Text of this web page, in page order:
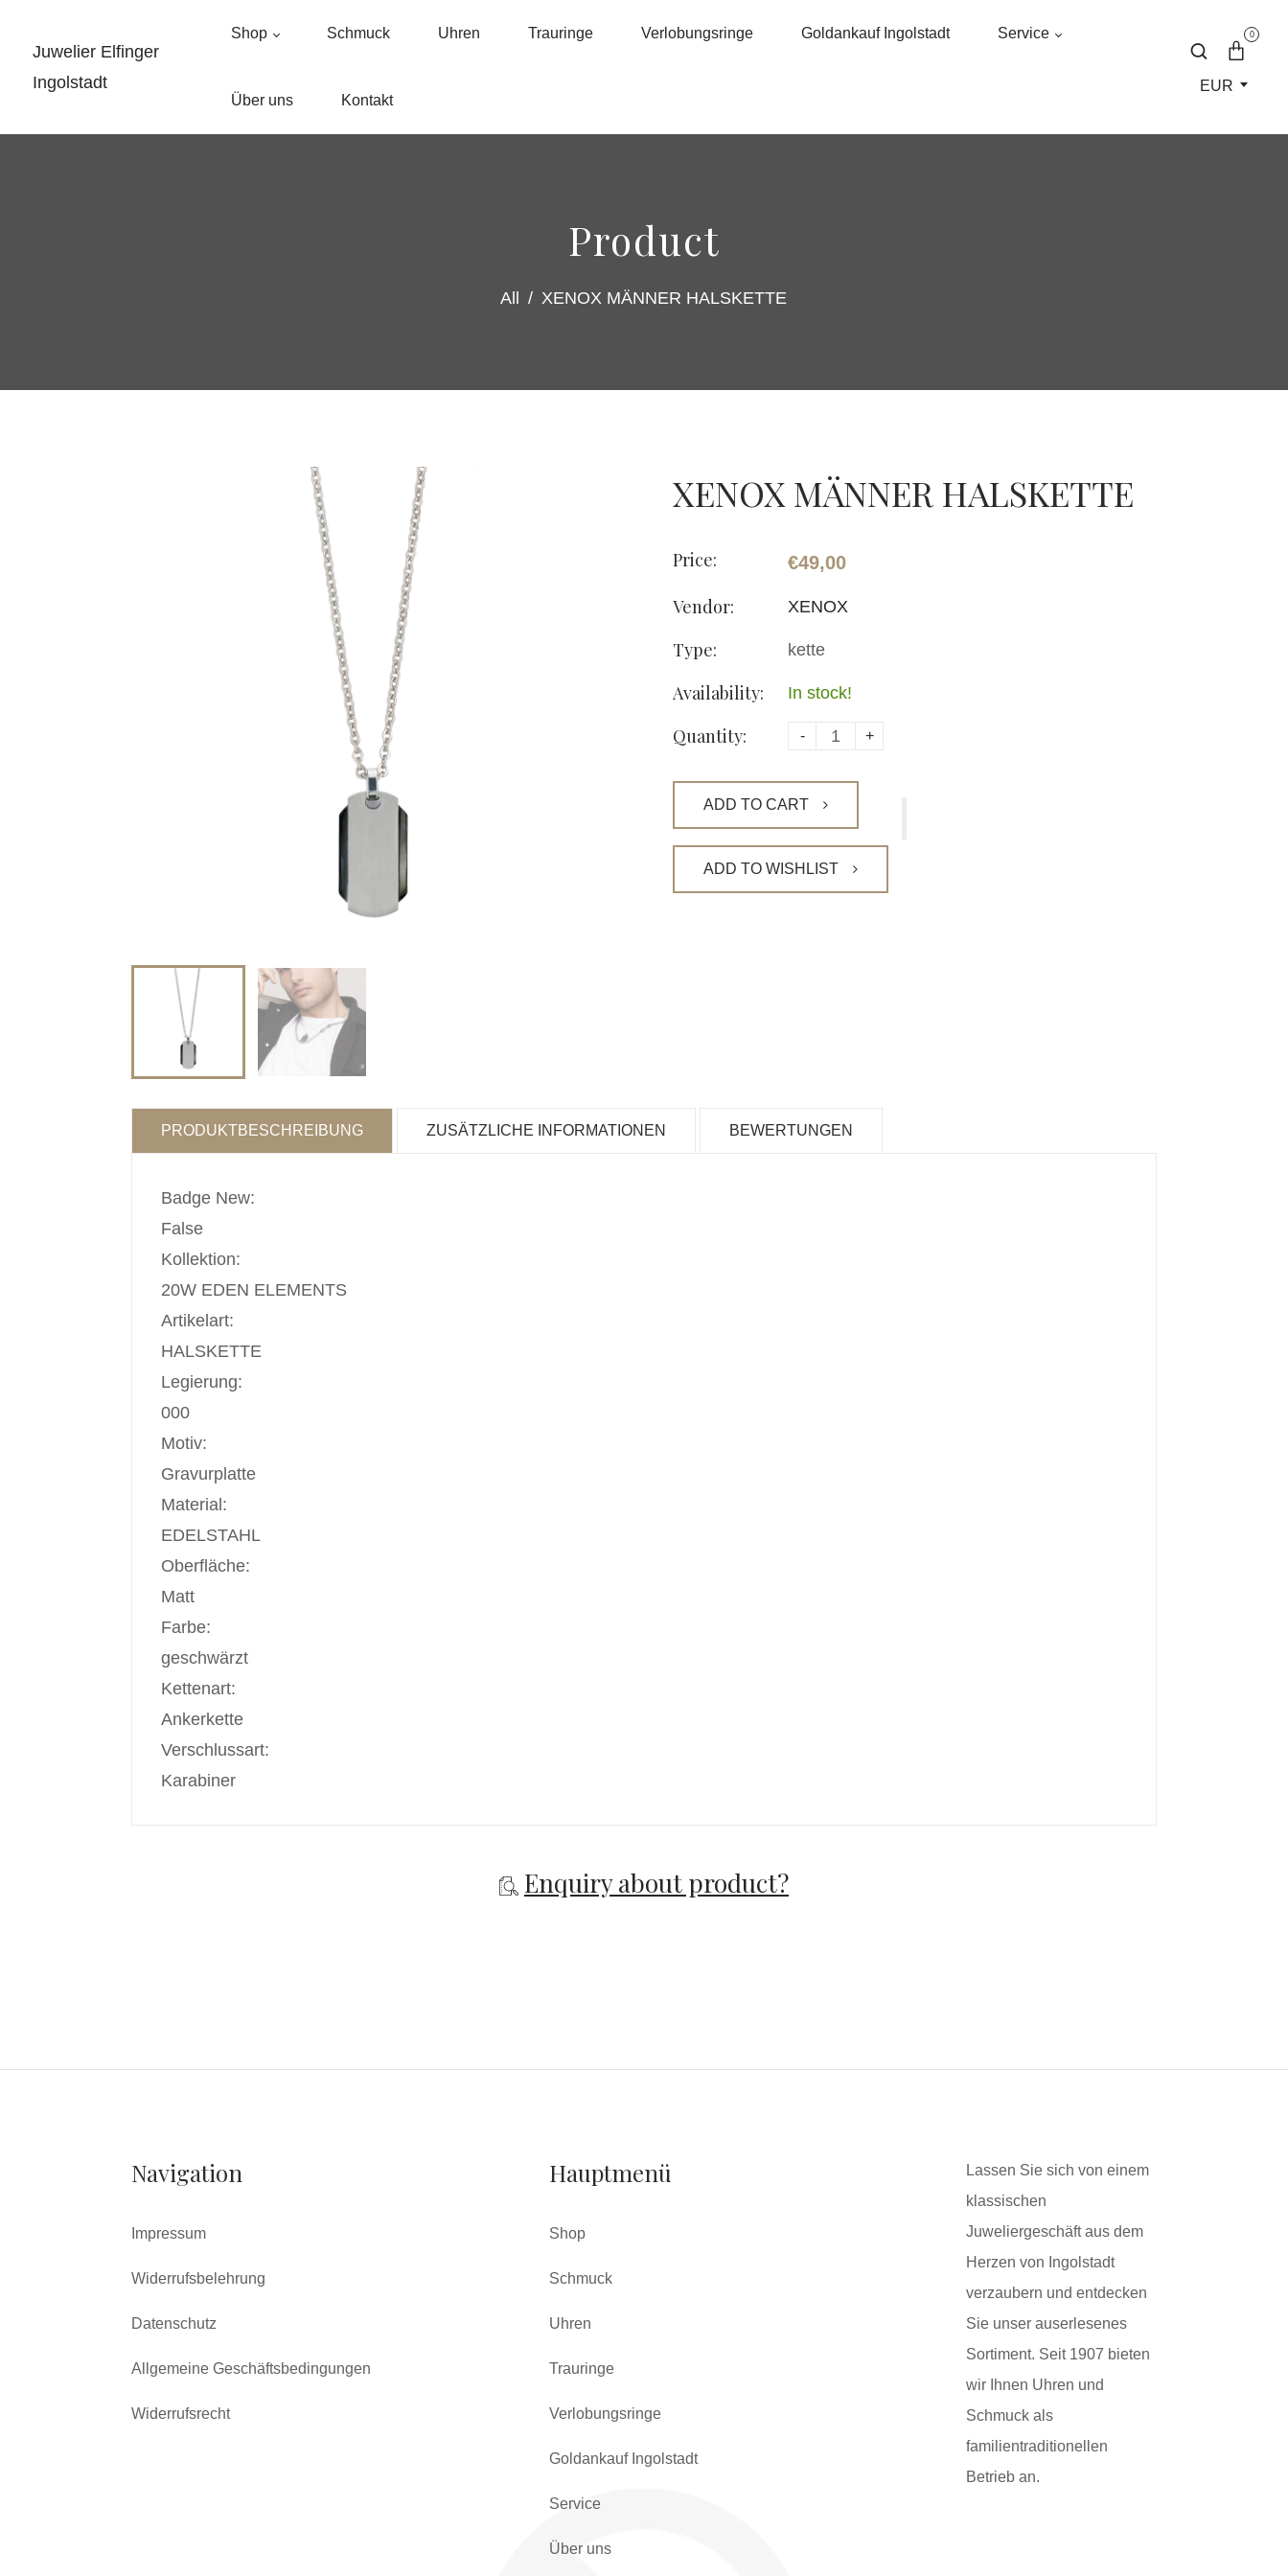
Juwelier Elfinger
Ingolstadt
Shop Schmuck Uhren Trauringe Verlobungsringe Goldankauf Ingolstadt Service
Über uns Kontakt
0
EUR
Product
All / XENOX MÄNNER HALSKETTE
XENOX MÄNNER HALSKETTE
Price: €49,00
Vendor: XENOX
Type: kette
Availability: In stock!
Quantity: - +
ADD TO CART
ADD TO WISHLIST
PRODUKTBESCHREIBUNG ZUSÄTZLICHE INFORMATIONEN BEWERTUNGEN
Badge New:
False
Kollektion:
20W EDEN ELEMENTS
Artikelart:
HALSKETTE
Legierung:
000
Motiv:
Gravurplatte
Material:
EDELSTAHL
Oberfläche:
Matt
Farbe:
geschwärzt
Kettenart:
Ankerkette
Verschlussart:
Karabiner
Enquiry about product?
Navigation
Impressum
Widerrufsbelehrung
Datenschutz
Allgemeine Geschäftsbedingungen
Widerrufsrecht
Hauptmenü
Shop
Schmuck
Uhren
Trauringe
Verlobungsringe
Goldankauf Ingolstadt
Service
Über uns
Lassen Sie sich von einem
klassischen
Juweliergeschäft aus dem
Herzen von Ingolstadt
verzaubern und entdecken
Sie unser auserlesenes
Sortiment. Seit 1907 bieten
wir Ihnen Uhren und
Schmuck als
familientraditionellen
Betrieb an.